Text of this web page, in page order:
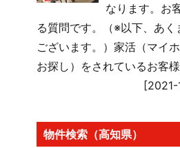
なります。お
る質問です。（※以下、あ
ございます。）家活（マイ
お探し）をされているお客
物件検索（高知県）